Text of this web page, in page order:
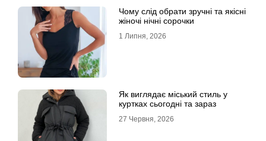
Чому слід обрати зручні та якісні
жіночі нічні сорочки
1 Липня, 2026
Як виглядає міський стиль у
куртках сьогодні та зараз
27 Червня, 2026